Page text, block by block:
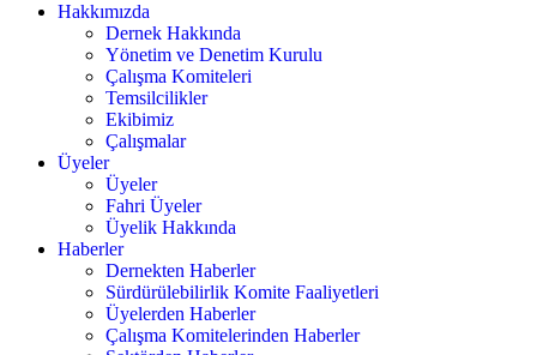
Hakkımızda
Dernek Hakkında
Yönetim ve Denetim Kurulu
Çalışma Komiteleri
Temsilcilikler
Ekibimiz
Çalışmalar
Üyeler
Üyeler
Fahri Üyeler
Üyelik Hakkında
Haberler
Dernekten Haberler
Sürdürülebilirlik Komite Faaliyetleri
Üyelerden Haberler
Çalışma Komitelerinden Haberler